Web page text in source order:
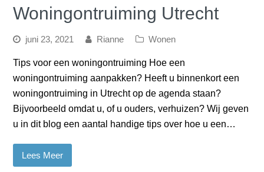
Woningontruiming Utrecht
juni 23, 2021 Rianne Wonen
Tips voor een woningontruiming Hoe een
woningontruiming aanpakken? Heeft u binnenkort een
woningontruiming in Utrecht op de agenda staan?
Bijvoorbeeld omdat u, of u ouders, verhuizen? Wij geven
u in dit blog een aantal handige tips over hoe u een…
Lees Meer